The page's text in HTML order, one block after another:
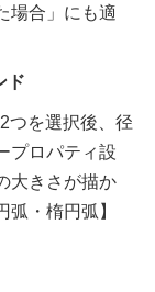
場合」にも適
ド
つを選択後、径
プロパティ設
大きさが描か
・楕円弧】